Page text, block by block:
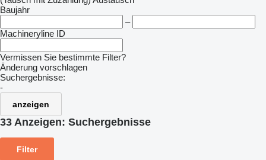
Baujahr
–
Machineryline ID
Vermissen Sie bestimmte Filter?
Änderung vorschlagen
Suchergebnisse:
-
anzeigen
33 Anzeigen: Suchergebnisse
Filter